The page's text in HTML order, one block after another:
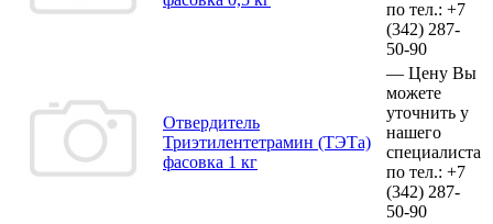
по тел.: +7
(342) 287-
50-90
Отвердитель
Триэтилентетрамин (ТЭТа)
фасовка 1 кг
— Цену Вы
можете
уточнить у
нашего
специалиста
по тел.: +7
(342) 287-
50-90